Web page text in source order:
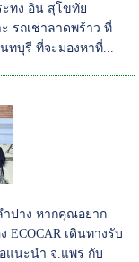
ะทง อิน สุโขทัย
รถเช่าลาดพร้าว ที่
ทบุรี ที่จะมองหาที่...
ำปาง หากคุณอยาก
ECOCAR เดินทางรับ
แนะนำ จ.แพร่ กับ